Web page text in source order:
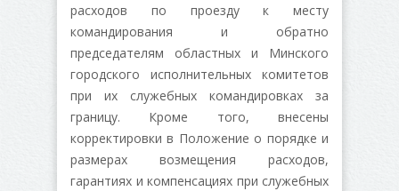
расходов по проезду к месту
командирования и обратно
председателям областных и Минского
городского исполнительных комитетов
при их служебных командировках за
границу. Кроме того, внесены
корректировки в Положение о порядке и
размерах возмещения расходов,
гарантиях и компенсациях при служебных